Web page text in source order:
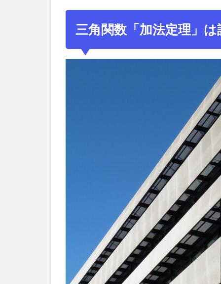
関数
「加
法定
理」
は語
2.1
【例
題1】
三角関数「加法定理」